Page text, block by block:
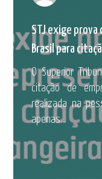
STJ exige
Brasil para
O Superior
citação de
realizada na
apenas...